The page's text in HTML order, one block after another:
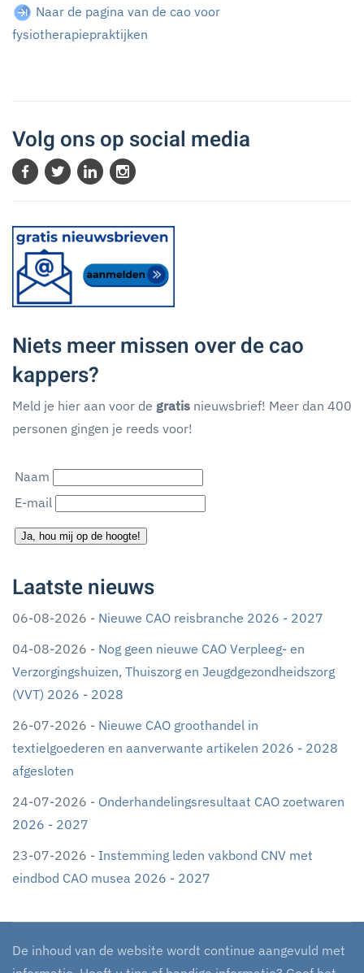
Naar de pagina van de cao voor
fysiotherapiepraktijken
Volg ons op social media
Niets meer missen over de cao
kappers?
Meld je hier aan voor de gratis nieuwsbrief! Meer dan 400
personen gingen je reeds voor!
Naam
E-mail
Ja, hou mij op de hoogte!
Laatste nieuws
06-08-2026 - Nieuwe CAO reisbranche 2026 - 2027
04-08-2026 - Nog geen nieuwe CAO Verpleeg- en
Verzorgingshuizen, Thuiszorg en Jeugdgezondheidszorg
(VVT) 2026 - 2028
26-07-2026 - Nieuwe CAO groothandel in
textielgoederen en aanverwante artikelen 2026 - 2028
afgesloten
24-07-2026 - Onderhandelingsresultaat CAO zoetwaren
2026 - 2027
23-07-2026 - Instemming leden vakbond CNV met
eindbod CAO musea 2026 - 2027
De inhoud van de website wordt continue aangevuld met